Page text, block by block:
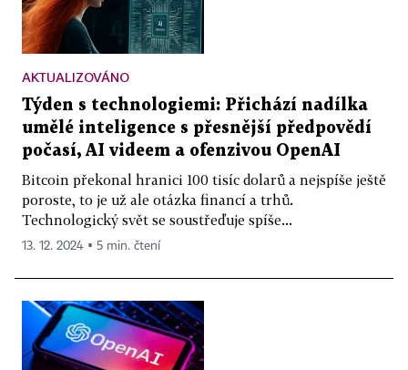
AKTUALIZOVÁNO
Týden s technologiemi: Přichází nadílka
umělé inteligence s přesnější předpovědí
počasí, AI videem a ofenzivou OpenAI
Bitcoin překonal hranici 100 tisíc dolarů a nejspíše ještě
poroste, to je už ale otázka financí a trhů.
Technologický svět se soustřeďuje spíše...
13. 12. 2024 ▪ 5 min. čtení